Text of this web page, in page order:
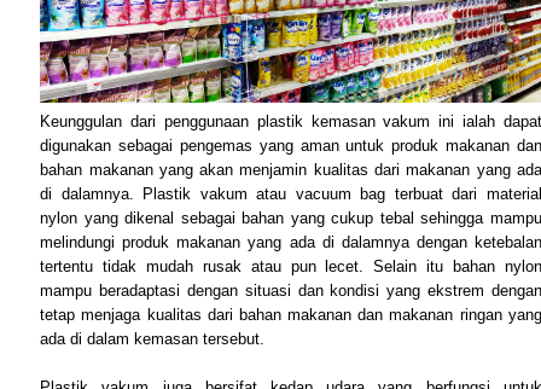
Keunggulan dari penggunaan plastik kemasan vakum ini ialah dapat
digunakan sebagai pengemas yang aman untuk produk makanan dan
bahan makanan yang akan menjamin kualitas dari makanan yang ada
di dalamnya. Plastik vakum atau vacuum bag terbuat dari material
nylon yang dikenal sebagai bahan yang cukup tebal sehingga mampu
melindungi produk makanan yang ada di dalamnya dengan ketebalan
tertentu tidak mudah rusak atau pun lecet. Selain itu bahan nylon
mampu beradaptasi dengan situasi dan kondisi yang ekstrem dengan
tetap menjaga kualitas dari bahan makanan dan makanan ringan yang
ada di dalam kemasan tersebut.